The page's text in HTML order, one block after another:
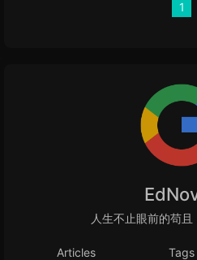
1
人生不止眼前的苟
Articles Tags